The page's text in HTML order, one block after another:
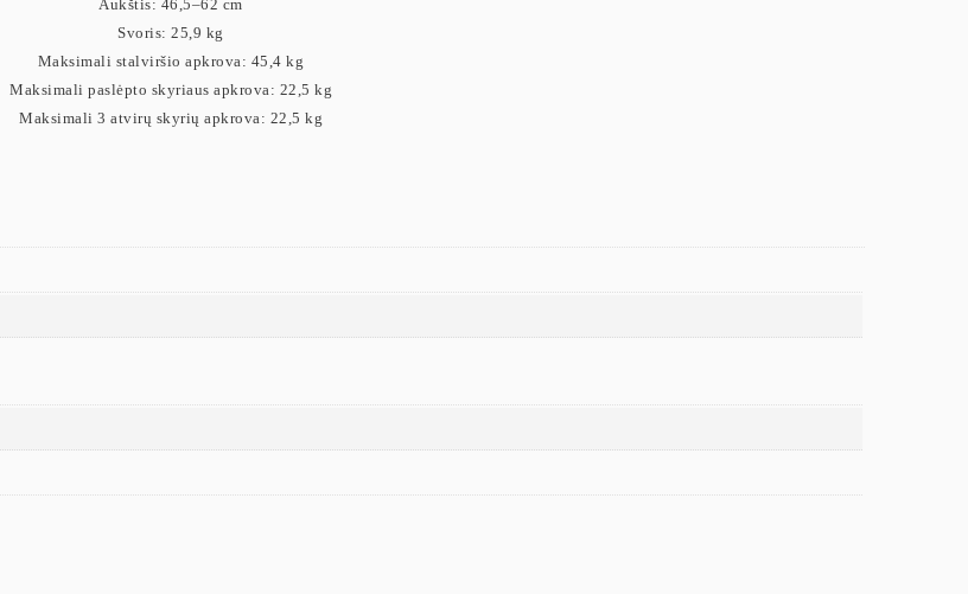
Aukštis: 46,5–62 cm
Svoris: 25,9 kg
Maksimali stalviršio apkrova: 45,4 kg
Maksimali paslėpto skyriaus apkrova: 22,5 kg
Maksimali 3 atvirų skyrių apkrova: 22,5 kg